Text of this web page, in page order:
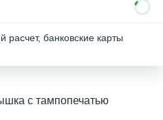
банковские карты
с тампопечатью